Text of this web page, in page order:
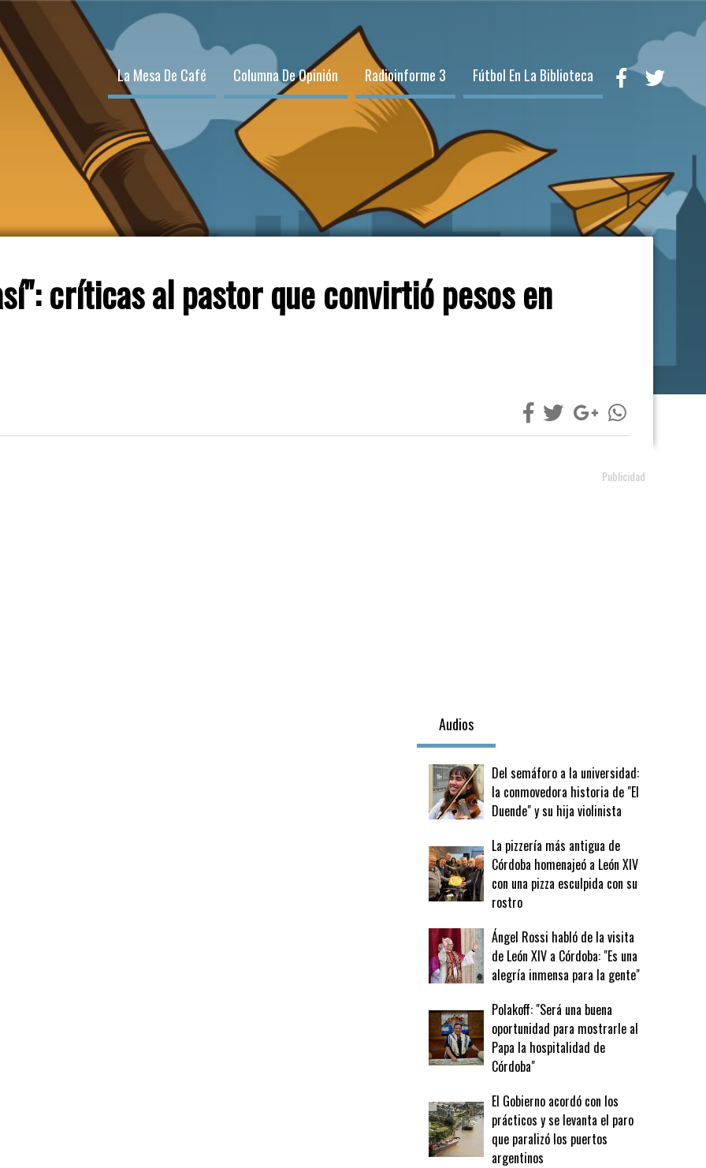
La Mesa De Café Columna De Opinión Radioinforme 3 Fútbol En La Biblioteca
críticas al pastor que convirtió pesos en
Audios
Del semáforo a la universidad:
la conmovedora historia de "El
Duende" y su hija violinista
La pizzería más antigua de
Córdoba homenajeó a León XIV
con una pizza esculpida con su
rostro
Ángel Rossi habló de la visita
de León XIV a Córdoba: "Es una
alegría inmensa para la gente"
Polakoff: "Será una buena
oportunidad para mostrarle al
Papa la hospitalidad de
Córdoba"
El Gobierno acordó con los
prácticos y se levanta el paro
que paralizó los puertos
argentinos